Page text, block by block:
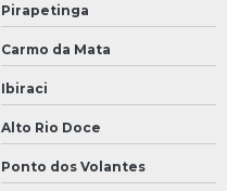
Pirapetinga
Carmo da Mata
Ibiraci
Alto Rio Doce
Ponto dos Volantes